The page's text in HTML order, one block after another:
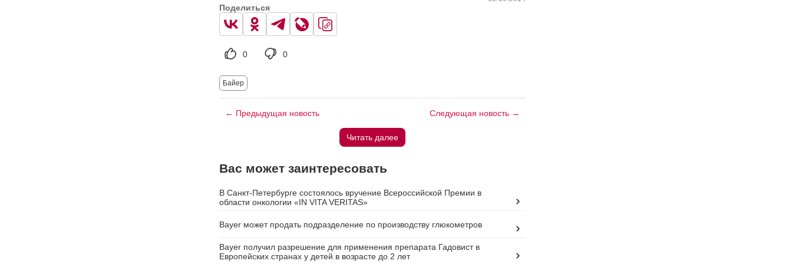
Поделиться
0 0
Байер
← Предыдущая новость Следующая новость →
Читать далее
Вас может заинтересовать
В Санкт-Петербурге состоялось вручение Всероссийской Премии в
области онкологии «IN VITA VERITAS»
Bayer может продать подразделение по производству глюкометров
Bayer получил разрешение для применения препарата Гадовист в
Европейских странах у детей в возрасте до 2 лет